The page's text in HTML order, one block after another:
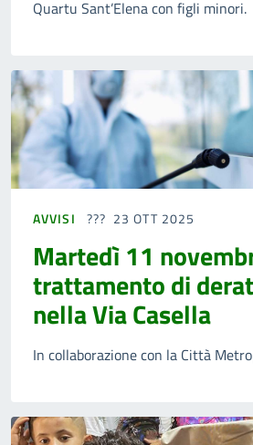
Quartu Sant’Elena con figli minori.
AVVISI 23 OTT 2025
Martedì 11
trattamento di
nella Via Casella
In collaborazione con la Città